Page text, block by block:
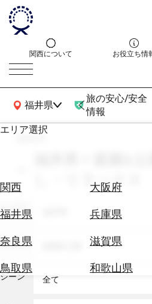
関西について お役立ち情
福井県
関西広域MAP
旅の安心/安全
情報
エリア選択
関西 大阪府
福井県
兵庫県
奈良県
滋賀県
鳥取県
和歌山県
エ
券
テ
を
search
福井県 × 庭園&
し・リラックス
エリア
テーマ
シーン 全て